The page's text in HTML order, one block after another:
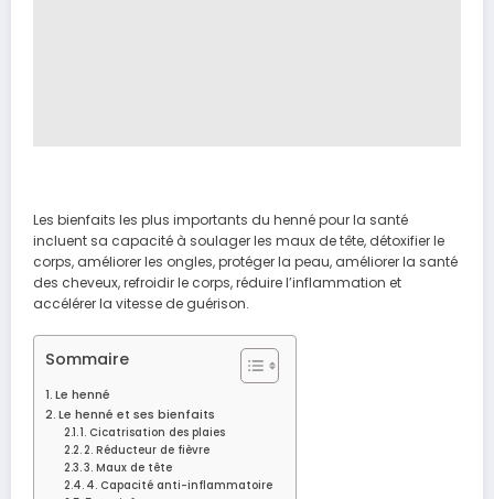
Les bienfaits les plus importants du henné pour la santé
incluent sa capacité à soulager les maux de tête, détoxifier le
corps, améliorer les ongles, protéger la peau, améliorer la santé
des cheveux, refroidir le corps, réduire l’inflammation et
accélérer la vitesse de guérison.
Sommaire
Le henné
Le henné et ses bienfaits
1. Cicatrisation des plaies
2. Réducteur de fièvre
3. Maux de tête
4. Capacité anti-inflammatoire